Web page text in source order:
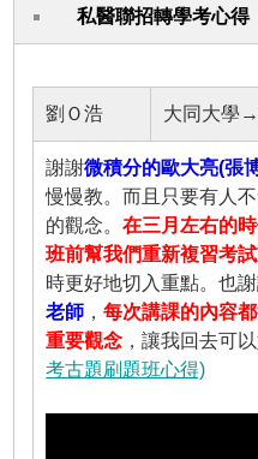
私醫聯招轉學考心得
劉Ｏ浩 大同大學
謝謝微積分的歐大亮(張
慢慢教。而且只要有人
的觀念。在三月左右的
班前幫我們重新複習考
時更好地切入重點。也
老師 ，每次講課的內容
重要觀念 ，讓我回去可
考古題刷題班心得)